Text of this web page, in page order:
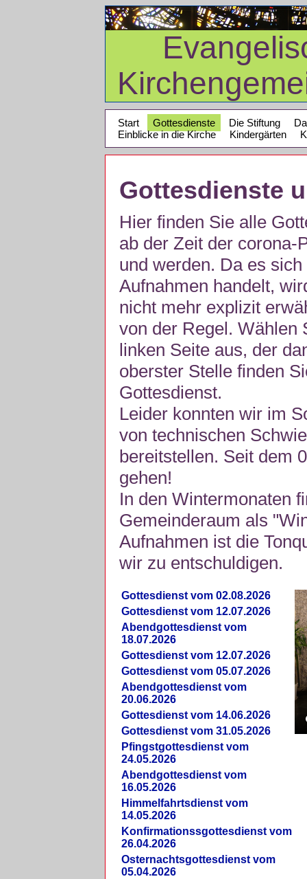
Start Gottesdienste Die Stiftung
Einblicke in die Kirche
Kindergärten
Gottesdienste
Hier finden Sie alle
ab der Zeit der corona-
und werden. Da es
Aufnahmen handelt,
nicht mehr explizit
von der Regel. Wählen
linken Seite aus, der
oberster Stelle finden
Gottesdienst.
Leider konnten wir im
von technischen
bereitstellen. Seit dem
gehen!
In den Wintermonaten
Gemeinderaum als
Aufnahmen ist die
wir zu entschuldigen.
Gottesdienst vom 02.08.2026
Gottesdienst vom 12.07.2026
Abendgottesdienst vom
18.07.2026
Gottesdienst vom 12.07.2026
Gottesdienst vom 05.07.2026
Abendgottesdienst vom
20.06.2026
Gottesdienst vom 14.06.2026
Gottesdienst vom 31.05.2026
Pfingstgottesdienst vom
24.05.2026
Abendgottesdienst vom
16.05.2026
Himmelfahrtsdienst vom
14.05.2026
Konfirmationssgottesdienst vom
26.04.2026
Osternachtsgottesdienst vom
05.04.2026